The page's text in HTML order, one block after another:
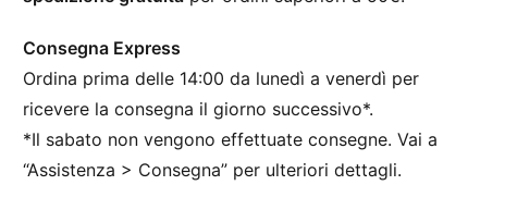
Consegna Express
Ordina prima delle 14:00 da lunedì a venerdì per
ricevere la consegna il giorno successivo*.
*Il sabato non vengono effettuate consegne. Vai a
“Assistenza > Consegna” per ulteriori dettagli.